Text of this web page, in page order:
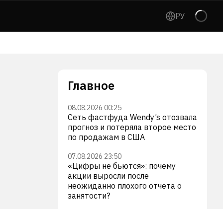
РУ
Главное
08.08.2026 00:25
Сеть фастфуда Wendy’s отозвала
прогноз и потеряла второе место
по продажам в США
07.08.2026 23:50
«Цифры не бьются»: почему
акции выросли после
неожиданно плохого отчета о
занятости?